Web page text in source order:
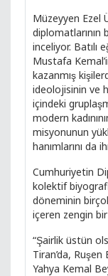
Müzeyyen Ezel
inceliyor. Batılı
Mustafa
kazanmış
ideolojisinin ve
içindeki
modern
misyonunun
hanımlarını da
Cumhuriyetin
kolektif
döneminin
içeren zengin
“Şairlik üstün
Tiran’da, Ruşen
Yahya Kemal